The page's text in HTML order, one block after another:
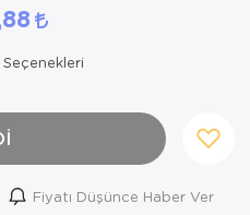
Fiyatı Düşünce Haber Ver